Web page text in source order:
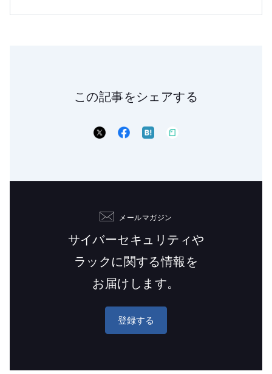
この記事をシェアする
メールマガジン
サイバーセキュリティや
ラックに関する情報を
お届けします。
登録する